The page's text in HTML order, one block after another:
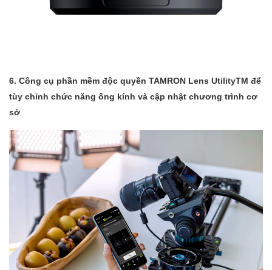
6. Công cụ phần mềm độc quyền TAMRON Lens UtilityTM để
tùy chỉnh chức năng ống kính và cập nhật chương trình cơ
sở